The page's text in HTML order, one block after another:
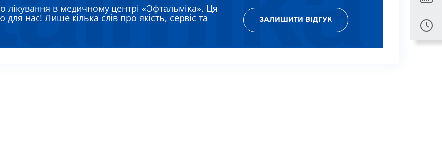
ЛАРИСА ВАСИЛІВНА
МИХАЙЛО ІВАНОВИЧ
НАТАЛІЯ МИКОЛАЇВНА
лікування в медичному центрі «Офтальміка». Ця
нас! Лише кілька слів про якість, сервіс та ЗАЛИШИТИ ВІДГУК